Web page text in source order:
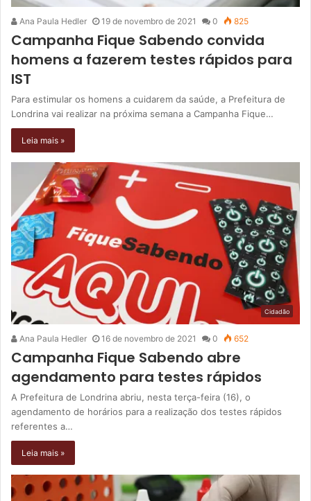
Ana Paula Hedler 19 de novembro de 2021 0 825
Campanha Fique Sabendo convida
homens a fazerem testes rápidos para
IST
Para estimular os homens a cuidarem da saúde, a Prefeitura de
Londrina vai realizar na próxima semana a Campanha Fique…
Leia mais »
Cidadão
Ana Paula Hedler 16 de novembro de 2021 0 652
Campanha Fique Sabendo abre
agendamento para testes rápidos
A Prefeitura de Londrina abriu, nesta terça-feira (16), o
agendamento de horários para a realização dos testes rápidos
referentes a…
Leia mais »